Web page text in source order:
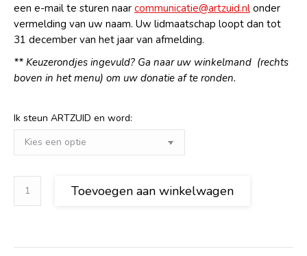
een e-mail te sturen naar communicatie@artzuid.nl onder
vermelding van uw naam. Uw lidmaatschap loopt dan tot
31 december van het jaar van afmelding.
** Keuzerondjes ingevuld? Ga naar uw winkelmand (rechts
boven in het menu) om uw donatie af te ronden.
Ik steun ARTZUID en word:
Vriend
Toevoegen aan winkelwagen